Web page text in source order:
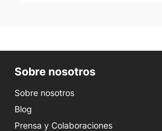
Sobre nosotros
Sobre nosotros
Blog
Prensa y Colaboraciones